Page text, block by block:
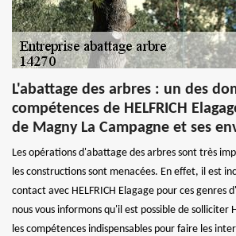
L'abattage des arbres : un des
compétences de HELFRICH
de Magny La Campagne et ses
Les opérations d'abattage des arbres sont très
les constructions sont menacées. En effet, il est
contact avec HELFRICH Elagage pour ces genres
nous vous informons qu'il est possible de solliciter
les compétences indispensables pour faire les